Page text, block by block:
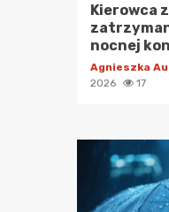
2
Kierowca
nocnej
Agnieszka
2026
17